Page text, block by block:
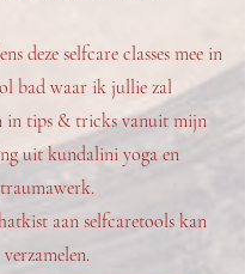
deze selfcare classes mee in
bad waar ik jullie zal
in tips & tricks vanuit mijn
uit kundalini yoga en
traumawerk.
aan selfcaretools kan
verzamelen.